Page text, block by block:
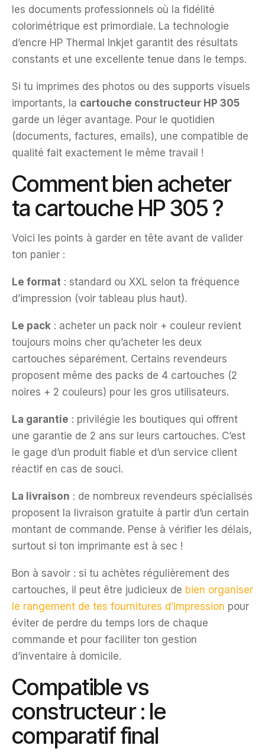
les documents professionnels où la fidélité
colorimétrique est primordiale. La technologie
d’encre HP Thermal Inkjet garantit des résultats
constants et une excellente tenue dans le temps.
Si tu imprimes des photos ou des supports visuels
importants, la cartouche constructeur HP 305
garde un léger avantage. Pour le quotidien
(documents, factures, emails), une compatible de
qualité fait exactement le même travail !
Comment bien acheter
ta cartouche HP 305 ?
Voici les points à garder en tête avant de valider
ton panier :
Le format : standard ou XXL selon ta fréquence
d’impression (voir tableau plus haut).
Le pack : acheter un pack noir + couleur revient
toujours moins cher qu’acheter les deux
cartouches séparément. Certains revendeurs
proposent même des packs de 4 cartouches (2
noires + 2 couleurs) pour les gros utilisateurs.
La garantie : privilégie les boutiques qui offrent
une garantie de 2 ans sur leurs cartouches. C’est
le gage d’un produit fiable et d’un service client
réactif en cas de souci.
La livraison : de nombreux revendeurs spécialisés
proposent la livraison gratuite à partir d’un certain
montant de commande. Pense à vérifier les délais,
surtout si ton imprimante est à sec !
Bon à savoir : si tu achètes régulièrement des
cartouches, il peut être judicieux de bien organiser
le rangement de tes fournitures d’impression pour
éviter de perdre du temps lors de chaque
commande et pour faciliter ton gestion
d’inventaire à domicile.
Compatible vs
constructeur : le
comparatif final